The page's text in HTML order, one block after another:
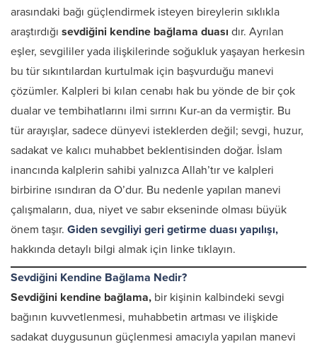
arasındaki bağı güçlendirmek isteyen bireylerin sıklıkla
araştırdığı sevdiğini kendine bağlama duası dır. Ayrılan
eşler, sevgililer yada ilişkilerinde soğukluk yaşayan herkesin
bu tür sıkıntılardan kurtulmak için başvurduğu manevi
çözümler. Kalpleri bi kılan cenabı hak bu yönde de bir çok
dualar ve tembihatlarını ilmi sırrını Kur-an da vermiştir. Bu
tür arayışlar, sadece dünyevi isteklerden değil; sevgi, huzur,
sadakat ve kalıcı muhabbet beklentisinden doğar. İslam
inancında kalplerin sahibi yalnızca Allah’tır ve kalpleri
birbirine ısındıran da O’dur. Bu nedenle yapılan manevi
çalışmaların, dua, niyet ve sabır ekseninde olması büyük
önem taşır. Giden sevgiliyi geri getirme duası yapılışı,
hakkında detaylı bilgi almak için linke tıklayın.
Sevdiğini Kendine Bağlama Nedir?
Sevdiğini kendine bağlama, bir kişinin kalbindeki sevgi
bağının kuvvetlenmesi, muhabbetin artması ve ilişkide
sadakat duygusunun güçlenmesi amacıyla yapılan manevi